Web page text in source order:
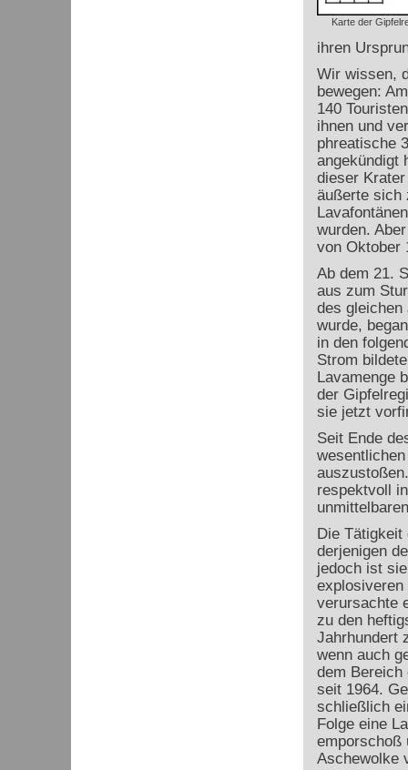
Karte der
ihren
Wir wissen,
bewegen:
140
ihnen und
phreatische
angekündigt
dieser
äußerte sich
wurden.
von Oktober
Ab dem 21.
aus zum
des gleichen
wurde,
in den
Strom
Lavamenge
der
sie jetzt
Seit Ende
respektvoll
Die Tätigkeit
derjenigen
jedoch ist
explosiveren
verursachte
zu den
Jahrhundert
wenn auch
dem Bereich
seit 1964.
schließlich
Folge eine
emporschoß
Aschewolke